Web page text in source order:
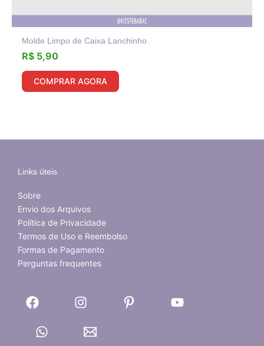
Molde Limpo de Caixa Lanchinho
R$5,90
COMPRAR AGORA
Links úteis
Sobre
Envio dos Arquivos
Política de Privacidade
Termos de Uso e Reembolso
Formas de Pagamento
Perguntas frequentes